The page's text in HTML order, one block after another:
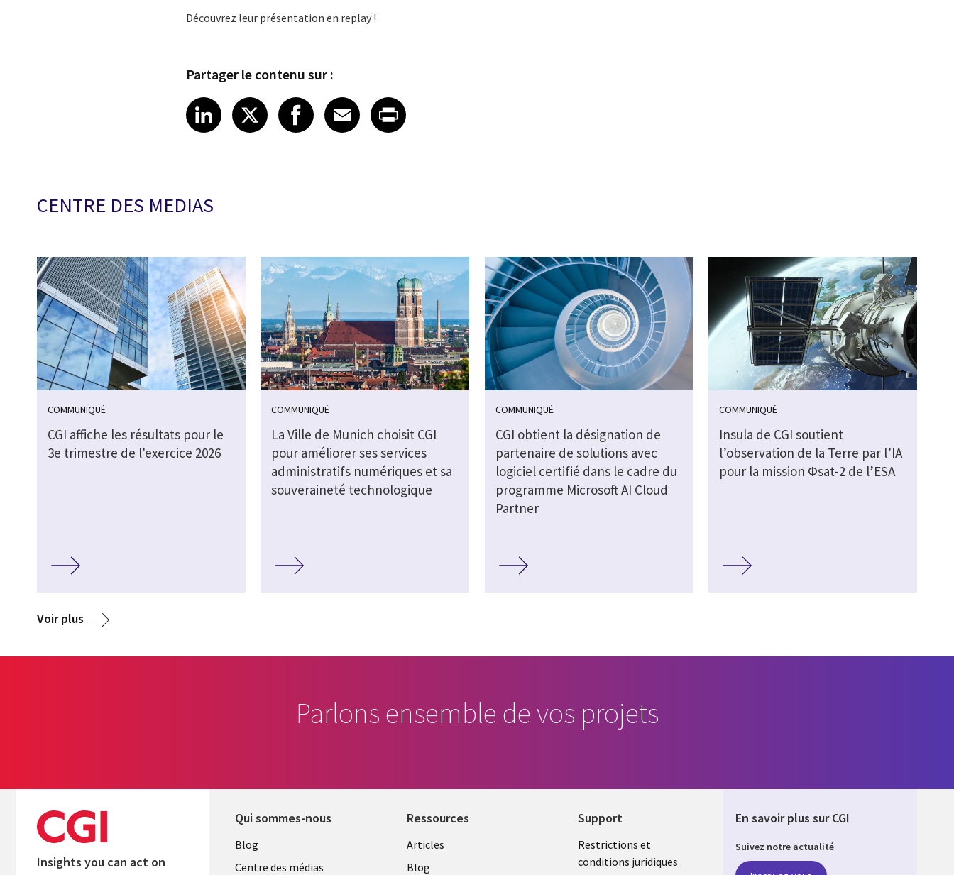
Découvrez leur présentation en replay !
Partager le contenu sur :
Share article on LinkedIn
LinkedIn
Share article on X
XShare article on Facebook
Facebook
Share article on Email
Email
Share article on Print
CENTRE DES MEDIAS
COMMUNIQUÉ
CGI affiche les résultats pour le
3e trimestre de l'exercice 2026
COMMUNIQUÉ
La Ville de Munich choisit CGI
pour améliorer ses services
administratifs numériques et sa
souveraineté technologique
COMMUNIQUÉ
CGI obtient la désignation de
partenaire de solutions avec
logiciel certifié dans le cadre du
programme Microsoft AI Cloud
Partner
COMMUNIQUÉ
Insula de CGI soutient
l’observation de la Terre par l’IA
pour la mission Φsat-2 de l’ESA
Voir plus
Parlons ensemble de vos projets
Insights you can act on
Qui sommes-nous
Useful
Blog
Centre des médias
Ressources
Library
Articles
Blog
Support
Legal
Restrictions et
conditions juridiques
En savoir plus sur CGI
Suivez notre actualité